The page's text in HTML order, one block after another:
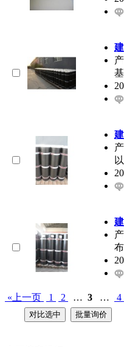
«上一页 1 2 … 3 … 4